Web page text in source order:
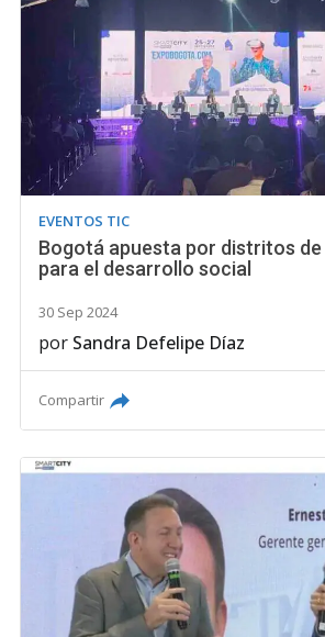
EVENTOS TIC
Bogotá apuesta por distritos
para el desarrollo social
30 Sep 2024
por Sandra Defelipe Díaz
Compartir